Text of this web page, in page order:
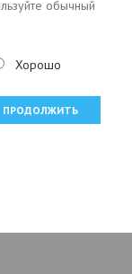
обычный
Хорошо
ПРОДОЛЖИТЬ